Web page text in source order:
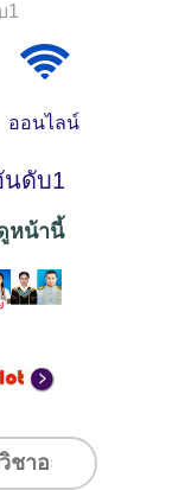
ออนไลน์
ดับ1
หน้านี้